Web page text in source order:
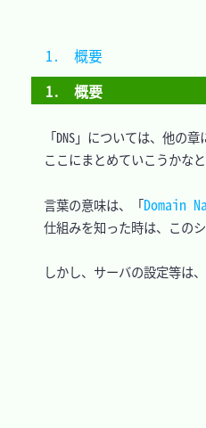
1.　概要
「DNS」については、他の章
ここにまとめていこうかなと
言葉の意味は、「Domain
仕組みを知った時は、この
しかし、サーバの設定等は、